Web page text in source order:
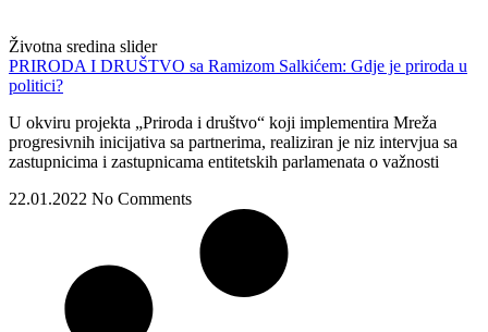
Životna sredina slider
PRIRODA I DRUŠTVO sa Ramizom Salkićem: Gdje je priroda u
politici?
U okviru projekta „Priroda i društvo“ koji implementira Mreža
progresivnih inicijativa sa partnerima, realiziran je niz intervjua sa
zastupnicima i zastupnicama entitetskih parlamenata o važnosti
22.01.2022 No Comments